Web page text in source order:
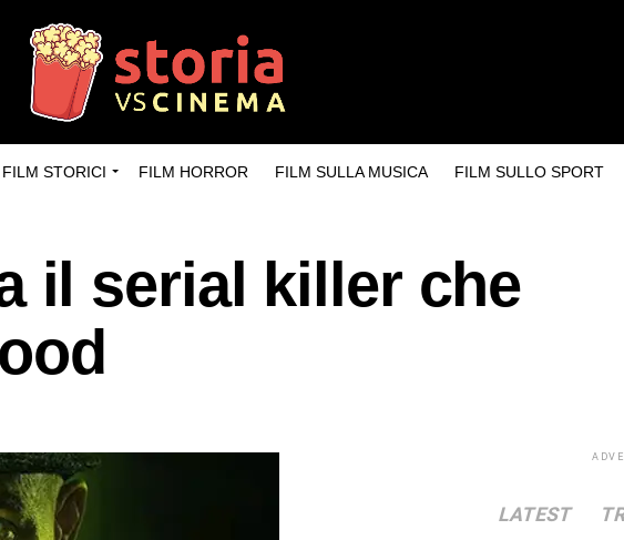
FILM STORICI FILM HORROR FILM SULLA MUSICA FILM SULLO SPORT
il serial killer che
LATEST